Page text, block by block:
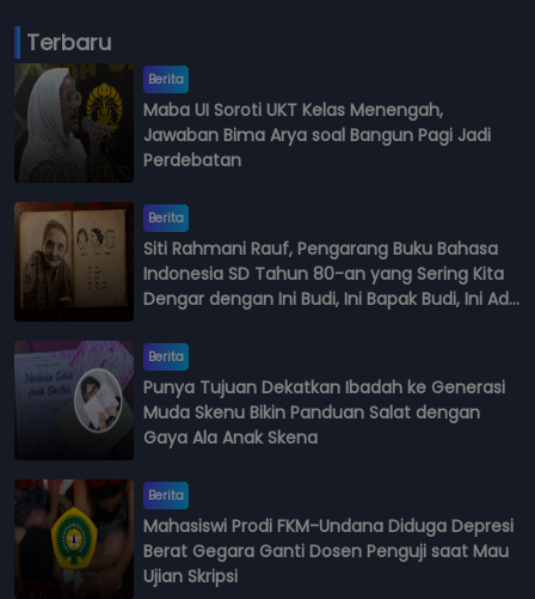
Terbaru
Berita
Maba UI Soroti UKT Kelas Menengah,
Jawaban Bima Arya soal Bangun Pagi Jadi
Perdebatan
Berita
Siti Rahmani Rauf, Pengarang Buku Bahasa
Indonesia SD Tahun 80-an yang Sering Kita
Dengar dengan Ini Budi, Ini Bapak Budi, Ini Adik
Berita
Punya Tujuan Dekatkan Ibadah ke Generasi
Muda Skenu Bikin Panduan Salat dengan
Gaya Ala Anak Skena
Berita
Mahasiswi Prodi FKM-Undana Diduga Depresi
Berat Gegara Ganti Dosen Penguji saat Mau
Ujian Skripsi